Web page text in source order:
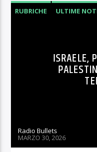
RUBRICHE ULTIME
ISRAELE,
Radio Bullets
MARZO 30, 2026